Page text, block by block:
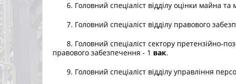
6. Головний спеціаліст відділу оцінки майна та
7. Головний спеціаліст відділу правового
8. Головний спеціаліст сектору претензійно-
правового забезпечення - 1 вак.
9. Головний спеціаліст відділу управління